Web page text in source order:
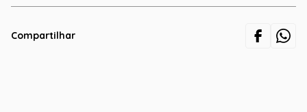
Compartilhar